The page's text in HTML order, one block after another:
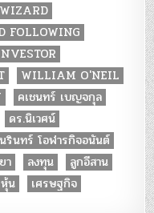
FOLLOWING
WILLIAM O'NEIL
คเชนทร์ เบญจกุล
ดร.นิเวศน์
นรินทร์ โอฬารกิจอนันต์
า ลงทุน
ลูกอีสาน
หุ้น
เศรษฐกิจ